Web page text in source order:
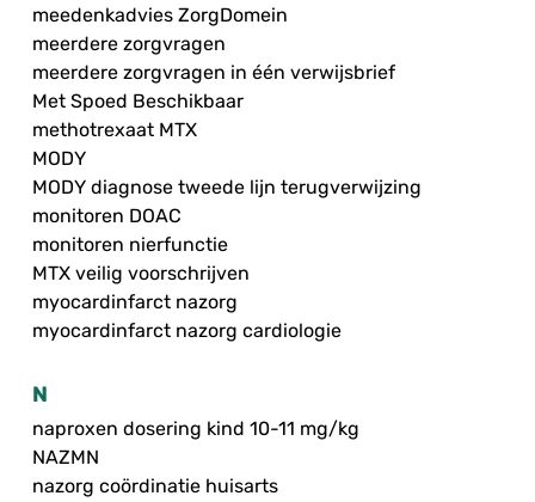
meedenkadvies ZorgDomein
meerdere zorgvragen
meerdere zorgvragen in één verwijsbrief
Met Spoed Beschikbaar
methotrexaat MTX
MODY
MODY diagnose tweede lijn terugverwijzing
monitoren DOAC
monitoren nierfunctie
MTX veilig voorschrijven
myocardinfarct nazorg
myocardinfarct nazorg cardiologie
N
naproxen dosering kind 10-11 mg/kg
NAZMN
nazorg coördinatie huisarts